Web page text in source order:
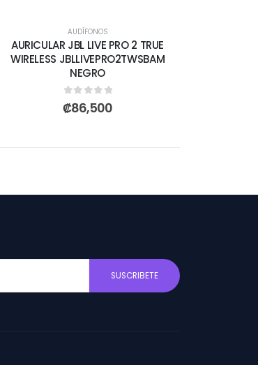
AUDÍFONOS
AURICULAR JBL LIVE PRO 2 TRUE
WIRELESS JBLLIVEPRO2TWSBAM
NEGRO
0out of 5
₡86,500